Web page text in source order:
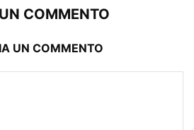
COMMENTO
UN COMMENTO